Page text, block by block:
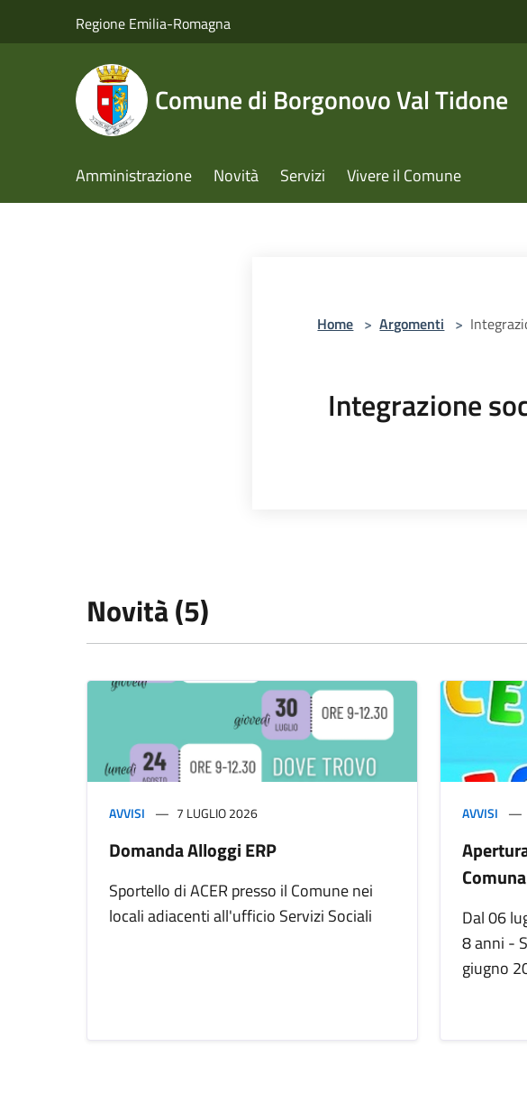
Regione Emilia-Romagna
Comune di Borgonovo Val Tidone
Amministrazione Novità Servizi Vivere il Comune
Home > Argomenti >
Integrazione
Novità (5)
AVVISI 7 LUGLIO 2026
Domanda Alloggi ERP
Sportello di ACER presso il Comune nei
locali adiacenti all'ufficio Servizi Sociali
AVVISI
Dal 06
8 anni -
giugno